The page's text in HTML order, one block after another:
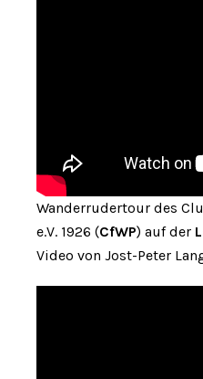
Wanderrudertour des
e.V. 1926 (CfWP) auf der
Video von Jost-Peter